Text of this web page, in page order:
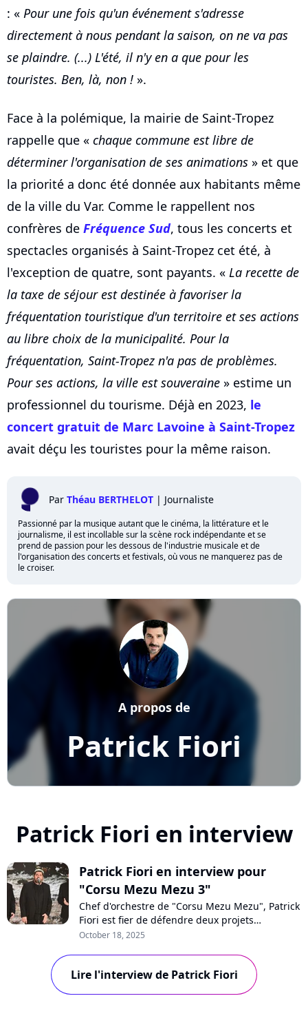
: « Pour une fois qu'un événement s'adresse
directement à nous pendant la saison, on ne va pas
se plaindre. (...) L'été, il n'y en a que pour les
touristes. Ben, là, non ! ».
Face à la polémique, la mairie de Saint-Tropez
rappelle que « chaque commune est libre de
déterminer l'organisation de ses animations » et que
la priorité a donc été donnée aux habitants même
de la ville du Var. Comme le rappellent nos
confrères de Fréquence Sud, tous les concerts et
spectacles organisés à Saint-Tropez cet été, à
l'exception de quatre, sont payants. « La recette de
la taxe de séjour est destinée à favoriser la
fréquentation touristique d'un territoire et ses actions
au libre choix de la municipalité. Pour la
fréquentation, Saint-Tropez n'a pas de problèmes.
Pour ses actions, la ville est souveraine » estime un
professionnel du tourisme. Déjà en 2023, le
concert gratuit de Marc Lavoine à Saint-Tropez
avait déçu les touristes pour la même raison.
Par Théau BERTHELOT | Journaliste
Passionné par la musique autant que le cinéma, la littérature et le
journalisme, il est incollable sur la scène rock indépendante et se
prend de passion pour les dessous de l'industrie musicale et de
l'organisation des concerts et festivals, où vous ne manquerez pas de
le croiser.
Patrick Fiori
A propos de
Patrick Fiori en interview
Patrick Fiori en interview pour
"Corsu Mezu Mezu 3"
Chef d'orchestre de "Corsu Mezu Mezu", Patrick
Fiori est fier de défendre deux projets
d'envergure pour rendre hommage à l'Île de
un concert géant prévu à Marseille en 2026.
Accompagné de Joseph Pastinelli, l'artiste nous
parle avec passion de la culture corse.
October 18, 2025
Lire l'interview de Patrick Fiori